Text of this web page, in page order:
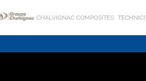
CHALVIGNAC COMPOSITES